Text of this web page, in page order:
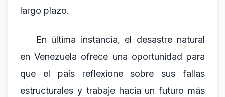
largo plazo.
En última instancia, el desastre natural
en Venezuela ofrece una oportunidad para
que el país reflexione sobre sus fallas
estructurales y trabaje hacia un futuro más